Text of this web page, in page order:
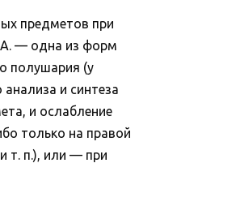
предметов при
А. — одна из форм
полушария (у
и синтеза
и ослабление
только на правой
т. п.), или — при